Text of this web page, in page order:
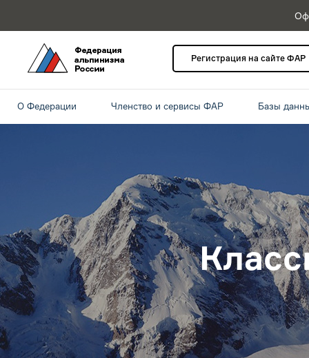
Регистрация на сайте ФАР
О Федерации Членство и сервисы ФАР Базы